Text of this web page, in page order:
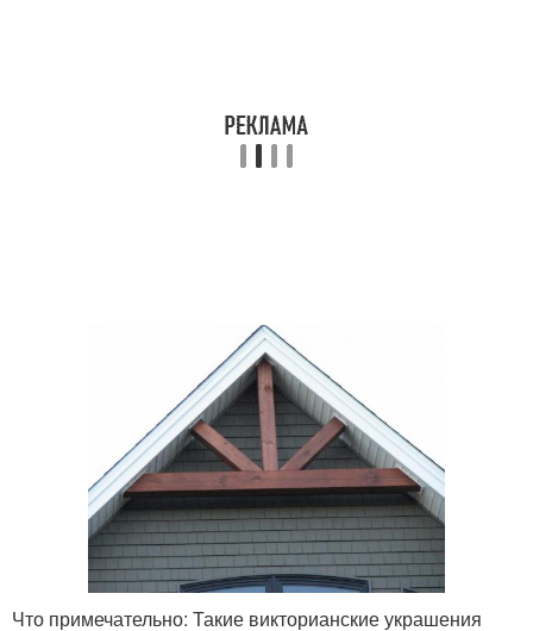
Что примечательно: Такие викторианские украшения